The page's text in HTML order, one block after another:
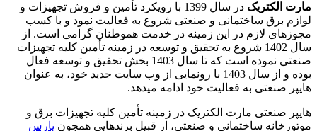
مارت الکتریک
در سال 1399 با رویکرد تأمین و فروش تجهیزات و
لوازم برق ساختمانی و صنعتی شروع به فعالیت نمود و با کسب
مجوزهای لازم در این زمینه در خدمت هموطنان گرامی است. از
سال 1402 شروع به تحقیق و توسعه در زمینه تأمین کلیه تجهیزات
صنعتی نموده است که تا سال 1403 بخش تحقیق و توسعه فعال
بوده و از سال 1403 با رونمایی از وب سایت جدید خود، به عنوان
هایپر صنعتی به فعالیت خود ادامه میدهد.
هایپر صنعتی مارت الکتریک در زمینه تأمین کلیه تجهیزات برق و
موتورخانه ساختمانی و صنعتی، از قبیل برندهایی همچون پارس